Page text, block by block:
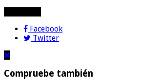
Facebook
Twitter
Compruebe también